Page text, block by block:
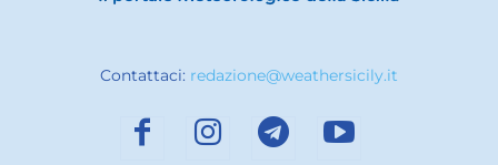
Contattaci: redazione@weathersicily.it